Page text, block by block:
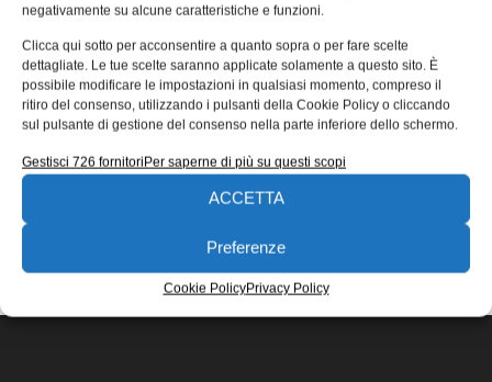
negativamente su alcune caratteristiche e funzioni.
Clicca qui sotto per acconsentire a quanto sopra o per fare scelte
dettagliate. Le tue scelte saranno applicate solamente a questo sito. È
possibile modificare le impostazioni in qualsiasi momento, compreso il
ritiro del consenso, utilizzando i pulsanti della Cookie Policy o cliccando
sul pulsante di gestione del consenso nella parte inferiore dello schermo.
Gestisci 726 fornitoriPer saperne di più su questi scopi
ACCETTA
Preferenze
Cookie PolicyPrivacy Policy
Redazione 01/04/2019
EDICOLA WEB